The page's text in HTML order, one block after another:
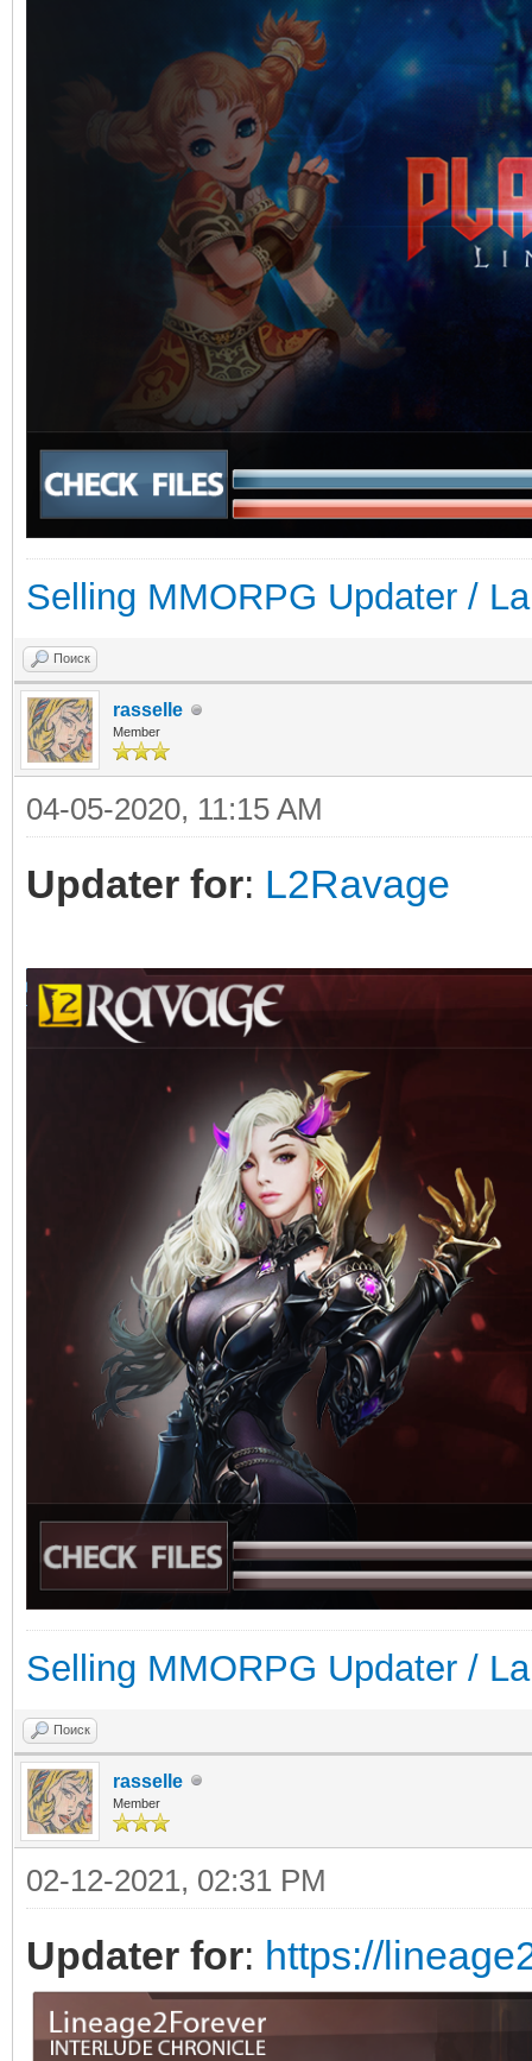
Selling MMORPG Updater /
Поиск
rasselle
Member
04-05-2020, 11:15 AM
Updater for: L2Ravage
Selling MMORPG Updater /
Поиск
rasselle
Member
02-12-2021, 02:31 PM
Updater for: https://